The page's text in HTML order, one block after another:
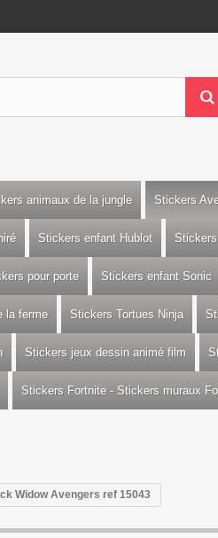
animaux de la jungle Stickers
Stickers enfant Hublot
pour porte Stickers enfant Sonic
la ferme Stickers Tortues Ninja
Stickers jeux dessin animé film
Stickers Fortnite - Stickers muraux
Widow Avengers ref 15043